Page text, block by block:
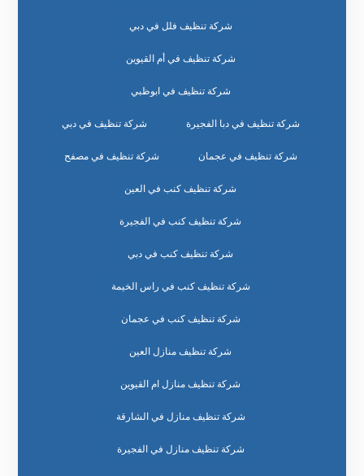
شركة تنظيف فلل في دبي
شركة تنظيف في أم القيوين
شركة تنظيف في ابوظبي
شركة تنظيف في دبا الفجيرة شركة تنظيف في دبي
شركة تنظيف في عجمان شركة تنظيف في مصفح
شركة تنظيف كنب في العين
شركة تنظيف كنب في الفجيرة
شركة تنظيف كنب في دبي
شركة تنظيف كنب في راس الخيمة
شركة تنظيف كنب في عجمان
شركة تنظيف منازل العين
شركة تنظيف منازل ام القيوين
شركة تنظيف منازل في الشارقة
شركة تنظيف منازل في الفجيرة